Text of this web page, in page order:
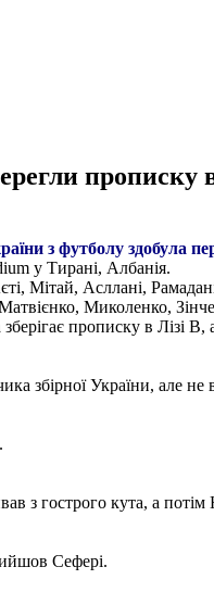
прописку
з футболу здобула
у Тирані, Албанія.
Мітай, Асллані,
Миколенко,
прописку в Лізі
збірної України, але
з гострого кута, а
Сефері.